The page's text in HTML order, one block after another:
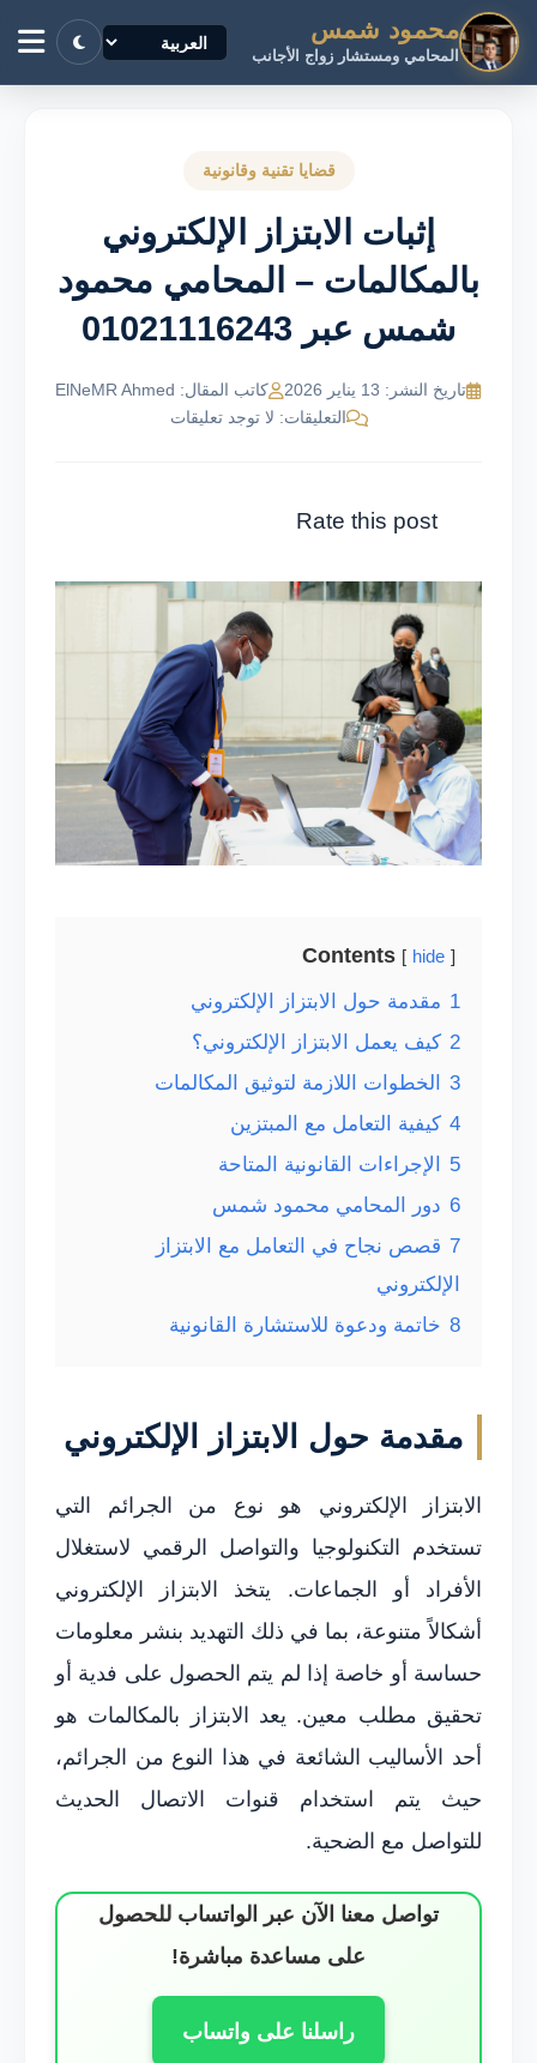
محمود شمس
المحامي ومستشار زواج الأجانب
قضايا تقنية وقانونية
إثبات الابتزاز الإلكتروني
بالمكالمات – المحامي محمود
شمس عبر 01021116243
تاريخ النشر: 13 يناير 2026
كاتب المقال: ElNeMR Ahmed
التعليقات: لا توجد تعليقات
Rate this post
Contents hide
1 مقدمة حول الابتزاز الإلكتروني
2 كيف يعمل الابتزاز الإلكتروني؟
3
الخطوات اللازمة لتوثيق المكالمات
4 كيفية التعامل مع المبتزين
5
الإجراءات القانونية المتاحة
6 دور المحامي محمود شمس
7 قصص نجاح في التعامل مع الابتزاز
الإلكتروني
8 خاتمة ودعوة للاستشارة القانونية
مقدمة حول الابتزاز الإلكتروني
الابتزاز الإلكتروني هو نوع من الجرائم التي
تستخدم التكنولوجيا والتواصل الرقمي لاستغلال
الأفراد أو الجماعات. يتخذ الابتزاز الإلكتروني
أشكالاً متنوعة، بما في ذلك التهديد بنشر معلومات
حساسة أو خاصة إذا لم يتم الحصول على فدية أو
تحقيق مطلب معين. يعد الابتزاز بالمكالمات هو
أحد الأساليب الشائعة في هذا النوع من الجرائم،
حيث يتم استخدام قنوات الاتصال الحديث
للتواصل مع الضحية.
تواصل معنا الآن عبر الواتساب للحصول
على مساعدة مباشرة!
راسلنا على واتساب